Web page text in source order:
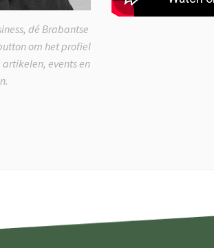
dé Brabantse
om het profiel
events en